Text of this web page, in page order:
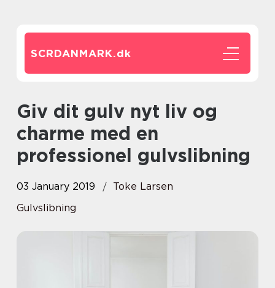
SCRDANMARK.dk
Giv dit gulv nyt liv og
charme med en
professionel gulvslibning
03 January 2019
Toke Larsen
Gulvslibning